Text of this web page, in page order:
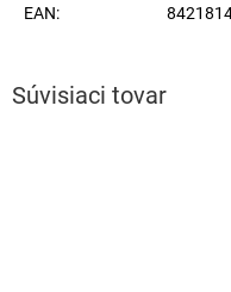
EAN:
Súvisiaci tovar